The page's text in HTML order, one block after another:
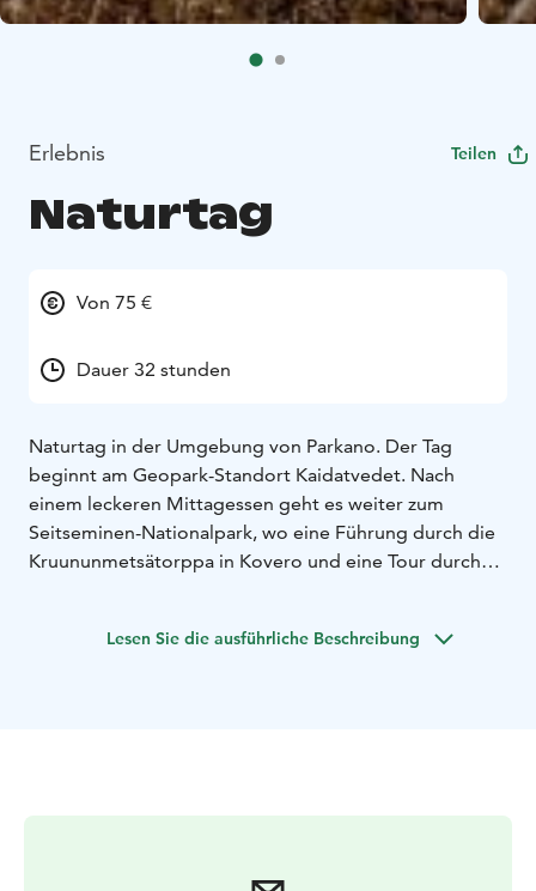
Erlebnis Teilen
Naturtag
Von 75 €
Dauer 32 stunden
Naturtag in der Umgebung von Parkano. Der Tag
beginnt am Geopark-Standort Kaidatvedet. Nach
einem leckeren Mittagessen geht es weiter zum
Seitseminen-Nationalpark, wo eine Führung durch die
Kruununmetsätorppa in Kovero und eine Tour durch
Kaffeepause.Lesen Sie die ausführliche Beschreibung